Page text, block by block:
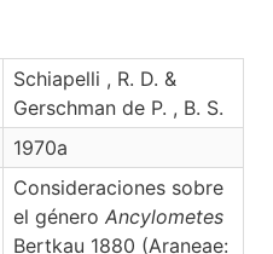
Schiapelli , R. D. &
Gerschman de P. , B. S.
1970a
Consideraciones sobre
el género Ancylometes
Bertkau 1880 (Araneae: